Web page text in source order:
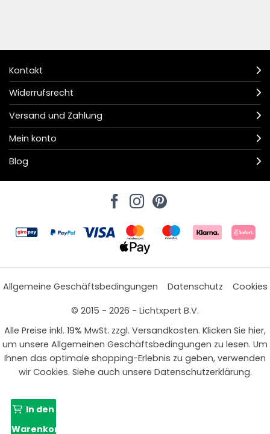
Kontakt
Widerrufsrecht
Versand und Zahlung
Mein konto
Blog
Allgemeine Geschäftsbedingungen Datenschutz
Cookies
© 2015 - 2026 - Lichtxpert B.V.
Alle Preise inkl. 19% MwSt. zzgl. Versandkosten. Klicken Sie hier,
um unsere Allgemeinen Geschäftsbedingungen zu lesen. Um
Ihnen das optimale shopping-Erlebnis zu geben, verwenden
wir Cookies. Siehe auch unsere Datenschutzerklärung.
In den
Warenkorb